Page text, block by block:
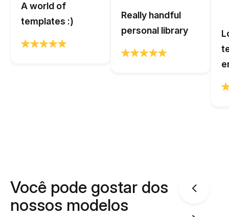
A world of
templates :)
Really handful
personal library
Você pode gostar dos
nossos modelos